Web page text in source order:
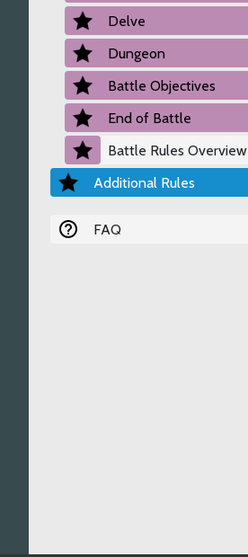
Delve
Dungeon
Battle Objectives
End of Battle
Battle Rules Overview
Additional Rules
FAQ